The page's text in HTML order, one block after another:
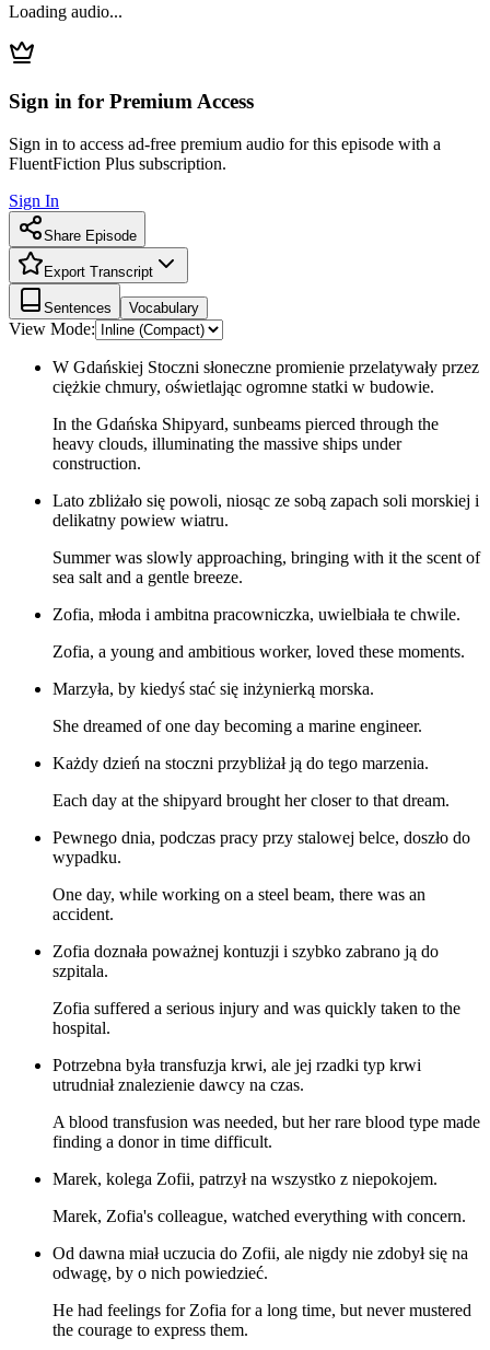
Loading audio...
Sign in for Premium Access
Sign in to access ad-free premium audio for this episode with a
FluentFiction Plus subscription.
Sign In
Share Episode
Export Transcript
Sentences Vocabulary
View Mode:
W Gdańskiej Stoczni słoneczne promienie przelatywały przez
ciężkie chmury, oświetlając ogromne statki w budowie.
In the Gdańska Shipyard, sunbeams pierced through the
heavy clouds, illuminating the massive ships under
construction.
Lato zbliżało się powoli, niosąc ze sobą zapach soli morskiej i
delikatny powiew wiatru.
Summer was slowly approaching, bringing with it the scent of
sea salt and a gentle breeze.
Zofia, młoda i ambitna pracowniczka, uwielbiała te chwile.
Zofia, a young and ambitious worker, loved these moments.
Marzyła, by kiedyś stać się inżynierką morska.
She dreamed of one day becoming a marine engineer.
Każdy dzień na stoczni przybliżał ją do tego marzenia.
Each day at the shipyard brought her closer to that dream.
Pewnego dnia, podczas pracy przy stalowej belce, doszło do
wypadku.
One day, while working on a steel beam, there was an
accident.
Zofia doznała poważnej kontuzji i szybko zabrano ją do
szpitala.
Zofia suffered a serious injury and was quickly taken to the
hospital.
Potrzebna była transfuzja krwi, ale jej rzadki typ krwi
utrudniał znalezienie dawcy na czas.
A blood transfusion was needed, but her rare blood type made
finding a donor in time difficult.
Marek, kolega Zofii, patrzył na wszystko z niepokojem.
Marek, Zofia's colleague, watched everything with concern.
Od dawna miał uczucia do Zofii, ale nigdy nie zdobył się na
odwagę, by o nich powiedzieć.
He had feelings for Zofia for a long time, but never mustered
the courage to express them.